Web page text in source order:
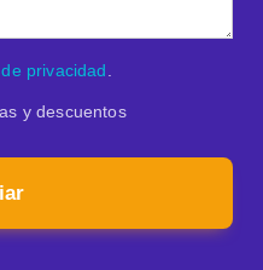
privacidad.
y descuentos